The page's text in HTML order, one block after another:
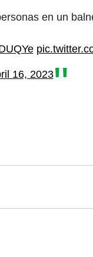
en un
16, 2023